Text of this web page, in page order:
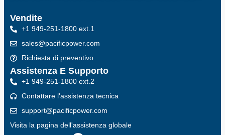
Vendite
+1 949-251-1800 ext.1
sales@pacificpower.com
Richiesta di preventivo
Assistenza E Supporto
+1 949-251-1800 ext.2
Contattare l'assistenza tecnica
support@pacificpower.com
Visita la pagina dell'assistenza globale